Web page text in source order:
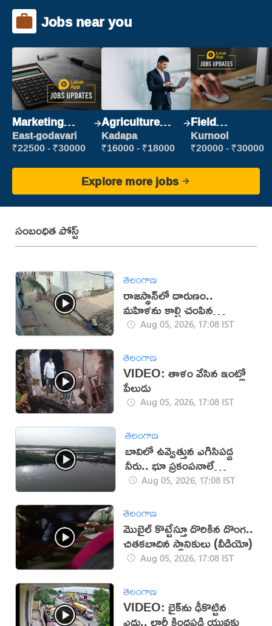
Jobs near you
Marketing
Executive
East-godavari
₹22500 - ₹30000
Agriculture
Labour
Kadapa
₹16000 - ₹18000
Field
Marketing
Executive
Kurnool
₹20000 - ₹30000
Explore more jobs
సంబంధిత పోస్ట్
తెలంగాణ
రాజస్థాన్‌లో దారుణం..
మహిళను కాల్చి చంపిన
యువకుడు (వీడియో)
Aug 05, 2026, 17:08 IST
తెలంగాణ
VIDEO: తాళం వేసిన ఇంట్లో
పేలుడు
Aug 05, 2026, 17:08 IST
తెలంగాణ
బావిలో ఉవ్వెత్తున ఎగిసిపడ్డ
నీరు.. భూ ప్రకంపనాలే
కారణమా?
Aug 05, 2026, 17:08 IST
తెలంగాణ
మొబైల్ కొట్టేస్తూ దొరికిన దొంగ..
చితకబాదిన స్థానికులు (వీడియో)
Aug 05, 2026, 17:08 IST
తెలంగాణ
VIDEO: బైక్‌ను ఢీకొట్టిన
ఎద్దు.. లారీ కిందపడి యువకుడు